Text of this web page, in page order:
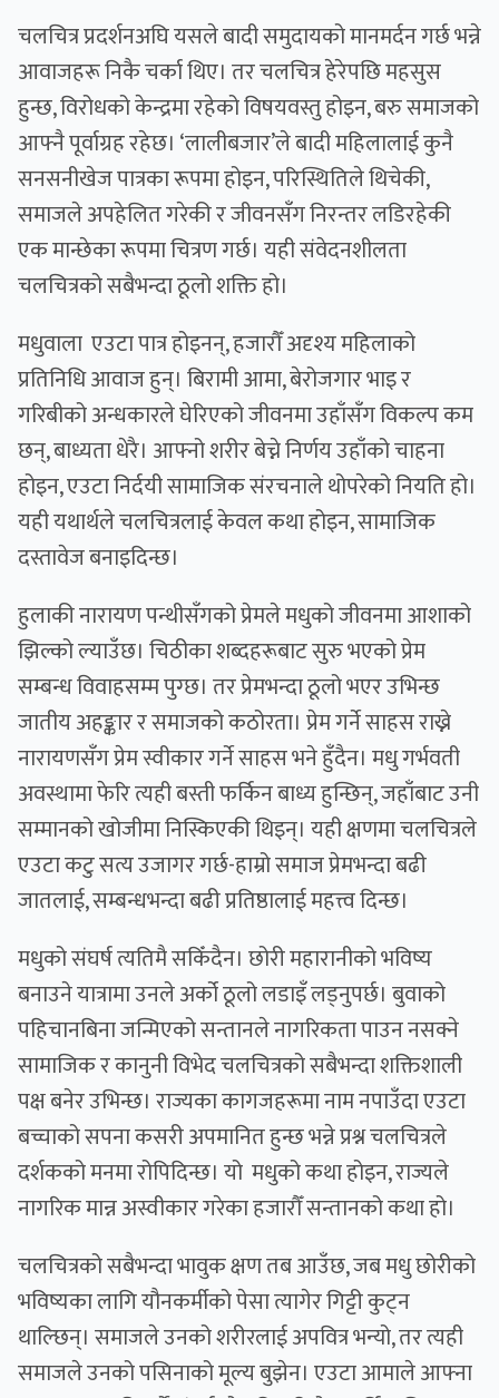
चलचित्र प्रदर्शनअघि यसले बादी समुदायको मानमर्दन गर्छ भन्ने
आवाजहरू निकै चर्का थिए। तर चलचित्र हेरेपछि महसुस
हुन्छ, विरोधको केन्द्रमा रहेको विषयवस्तु होइन, बरु समाजको
आफ्नै पूर्वाग्रह रहेछ। ‘लालीबजार’ले बादी महिलालाई कुनै
सनसनीखेज पात्रका रूपमा होइन, परिस्थितिले थिचेकी,
समाजले अपहेलित गरेकी र जीवनसँग निरन्तर लडिरहेकी
एक मान्छेका रूपमा चित्रण गर्छ। यही संवेदनशीलता
चलचित्रको सबैभन्दा ठूलो शक्ति हो।
मधुवाला एउटा पात्र होइनन्, हजारौँ अदृश्य महिलाको
प्रतिनिधि आवाज हुन्। बिरामी आमा, बेरोजगार भाइ र
गरिबीको अन्धकारले घेरिएको जीवनमा उहाँसँग विकल्प कम
छन्, बाध्यता धेरै। आफ्नो शरीर बेच्ने निर्णय उहाँको चाहना
होइन, एउटा निर्दयी सामाजिक संरचनाले थोपरेको नियति हो।
यही यथार्थले चलचित्रलाई केवल कथा होइन, सामाजिक
दस्तावेज बनाइदिन्छ।
हुलाकी नारायण पन्थीसँगको प्रेमले मधुको जीवनमा आशाको
झिल्को ल्याउँछ। चिठीका शब्दहरूबाट सुरु भएको प्रेम
सम्बन्ध विवाहसम्म पुग्छ। तर प्रेमभन्दा ठूलो भएर उभिन्छ
जातीय अहङ्कार र समाजको कठोरता। प्रेम गर्ने साहस राख्ने
नारायणसँग प्रेम स्वीकार गर्ने साहस भने हुँदैन। मधु गर्भवती
अवस्थामा फेरि त्यही बस्ती फर्किन बाध्य हुन्छिन्, जहाँबाट उनी
सम्मानको खोजीमा निस्किएकी थिइन्। यही क्षणमा चलचित्रले
एउटा कटु सत्य उजागर गर्छ-हाम्रो समाज प्रेमभन्दा बढी
जातलाई, सम्बन्धभन्दा बढी प्रतिष्ठालाई महत्त्व दिन्छ।
मधुको संघर्ष त्यतिमै सकिँदैन। छोरी महारानीको भविष्य
बनाउने यात्रामा उनले अर्को ठूलो लडाइँ लड्नुपर्छ। बुवाको
पहिचानबिना जन्मिएको सन्तानले नागरिकता पाउन नसक्ने
सामाजिक र कानुनी विभेद चलचित्रको सबैभन्दा शक्तिशाली
पक्ष बनेर उभिन्छ। राज्यका कागजहरूमा नाम नपाउँदा एउटा
बच्चाको सपना कसरी अपमानित हुन्छ भन्ने प्रश्न चलचित्रले
दर्शकको मनमा रोपिदिन्छ। यो मधुको कथा होइन, राज्यले
नागरिक मान्न अस्वीकार गरेका हजारौँ सन्तानको कथा हो।
चलचित्रको सबैभन्दा भावुक क्षण तब आउँछ, जब मधु छोरीको
भविष्यका लागि यौनकर्मीको पेसा त्यागेर गिट्टी कुट्न
थाल्छिन्। समाजले उनको शरीरलाई अपवित्र भन्यो, तर त्यही
समाजले उनको पसिनाको मूल्य बुझेन। एउटा आमाले आफ्ना